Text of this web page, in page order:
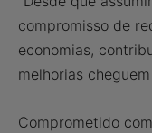
compromisso de
economias,
melhorias
Comprometido